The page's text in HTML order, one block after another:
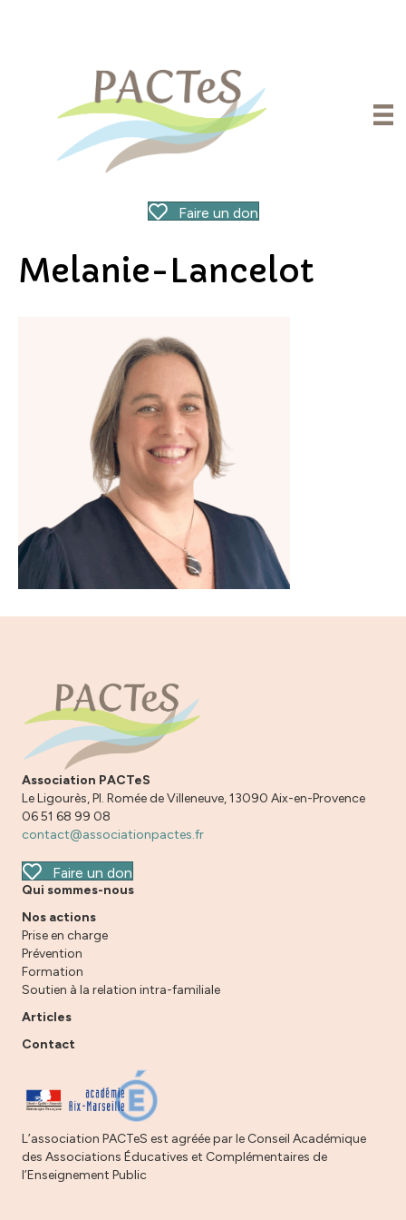
Faire un don
Melanie-Lancelot
Association PACTeS
Le Ligourès, Pl. Romée de Villeneuve, 13090 Aix-en-Provence
06 51 68 99 08
contact@associationpactes.fr
Faire un don
Qui sommes-nous
Nos actions
Prise en charge
Prévention
Formation
Soutien à la relation intra-familiale
Articles
Contact
L’association PACTeS est agréée par le Conseil Académique
des Associations Éducatives et Complémentaires de
l’Enseignement Public